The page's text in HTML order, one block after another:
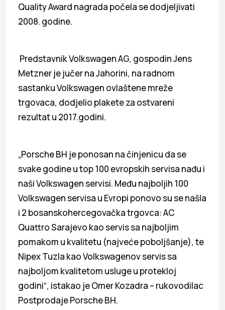
Quality Award nagrada počela se dodjeljivati
2008. godine.
Predstavnik Volkswagen AG, gospodin Jens
Metzner je jučer na Jahorini, na radnom
sastanku Volkswagen ovlaštene mreže
trgovaca, dodjelio plakete za ostvareni
rezultat u 2017.godini.
„Porsche BH je ponosan na činjenicu da se
svake godine u top 100 evropskih servisa nađu i
naši Volkswagen servisi. Među najboljih 100
Volkswagen servisa u Evropi ponovo su se našla
i 2 bosanskohercegovačka trgovca: AC
Quattro Sarajevo kao servis sa najboljim
pomakom u kvalitetu (najveće poboljšanje), te
Nipex Tuzla kao Volkswagenov servis sa
najboljom kvalitetom usluge u protekloj
godini“, istakao je Omer Kozadra – rukovodilac
Postprodaje Porsche BH.